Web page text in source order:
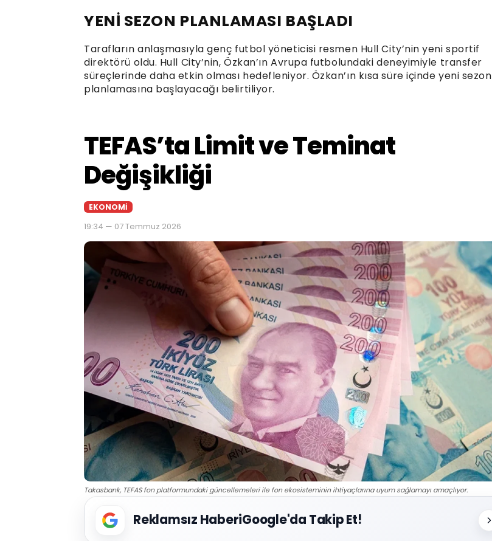
YENİ SEZON PLANLAMASI BAŞLADI
Tarafların anlaşmasıyla genç futbol yöneticisi resmen Hull City’nin yeni sportif
direktörü oldu. Hull City’nin, Özkan’ın Avrupa futbolundaki deneyimiyle transfer
süreçlerinde daha etkin olması hedefleniyor. Özkan’ın kısa süre içinde yeni sezon
planlamasına başlayacağı belirtiliyor.